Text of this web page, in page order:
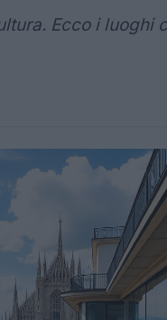
Ecco i luoghi